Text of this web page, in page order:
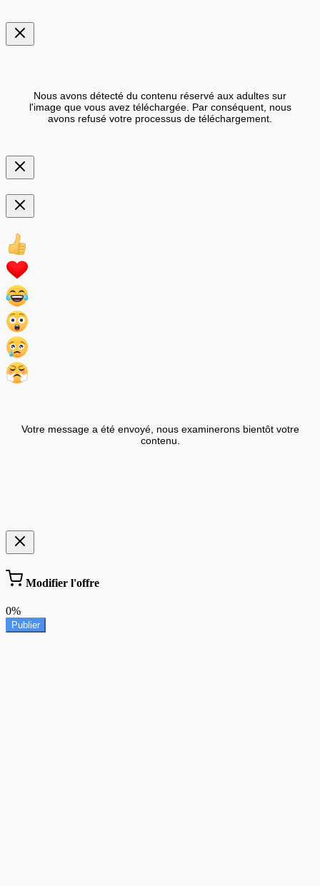
Nous avons détecté du contenu réservé aux adultes sur
l'image que vous avez téléchargée. Par conséquent, nous
avons refusé votre processus de téléchargement.
Votre message a été envoyé, nous examinerons bientôt votre
contenu.
Modifier l'offre
0%
Publier